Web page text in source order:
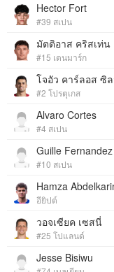
Hector Fort
#39 สเปน
มัตติอาส คริสเท่น
#15 เดนมาร์ก
โจอัว คาร์ลอส ซิ
#2 โปรตุเกส
Alvaro Cortes
#4 สเปน
Guille Fernandez
#10 สเปน
Hamza
อียิปต์
วอจเซียค เซสนี่
#25 โปแลนด์
Jesse Bisiwu